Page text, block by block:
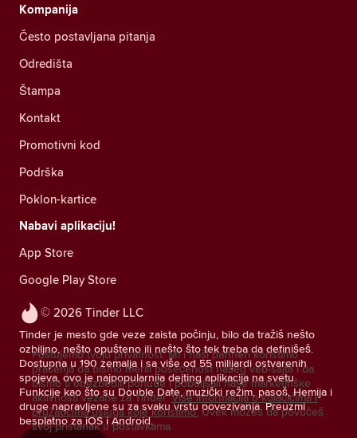
© 2026 Tinder LLC
Tinder je mesto gde veze zaista počinju, bilo da tražiš nešto
ozbiljno, nešto opušteno ili nešto što tek treba da definišeš.
Dostupna u 190 zemalja i sa više od 55 milijardi ostvarenih
spojeva, ovo je najpopularnija dejting aplikacija na svetu.
Funkcije kao što su Double Date, muzički režim, pasoš, Hemija i
druge napravljene su za svaku vrstu povezivanja. Preuzmi
besplatno za iOS i Android.
Kompanija
Često postavljana pitanja
Odredišta
Štampa
Kontakt
Promotivni kod
Podrška
Poklon-kartice
Nabavi aplikaciju!
App Store
Google Play Store
Poštujemo tvoju privatnost. Mi i naši partneri koristimo
praćenja da bismo merili posećenost našeg veb-sajta i da
bismo ti obezbedili ponude i poboljšali naše marketinške
aktivnosti vezane za Tinder. Više informacija o kolačićima i
pružaocima usluga koje koristimo. Uvek možeš da povučeš
svoj pristanak u postavkama.